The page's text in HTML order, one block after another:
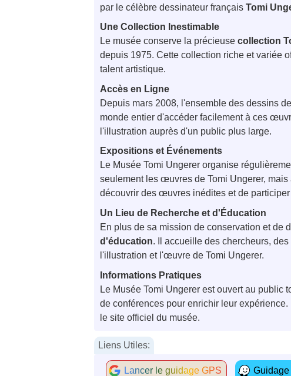
par le célèbre dessinateur français Tomi
Une Collection Inestimable
Le musée conserve la précieuse collection
depuis 1975. Cette collection riche et variée
talent artistique.
Accès en Ligne
Depuis mars 2008, l'ensemble des dessins
monde entier d'accéder facilement à ces
l'illustration auprès d'un public plus large.
Expositions et Événements
Le Musée Tomi Ungerer organise
seulement les œuvres de Tomi Ungerer,
découvrir des œuvres inédites et de
Un Lieu de Recherche et d'Éducation
En plus de sa mission de conservation et de
d'éducation. Il accueille des chercheurs,
l'illustration et l'œuvre de Tomi Ungerer.
Informations Pratiques
Le Musée Tomi Ungerer est ouvert au public
de conférences pour enrichir leur
le site officiel du musée.
Liens Utiles:
Lancer le guidage GPS Guidage